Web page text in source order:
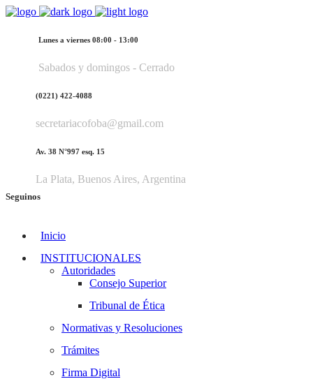
Lunes a viernes 08:00 - 13:00
Sabados y domingos - Cerrado
(0221) 422-4088
secretariacofoba@gmail.com
Av. 38 N°997 esq. 15
La Plata, Buenos Aires, Argentina
Seguinos
Inicio
INSTITUCIONALES
Autoridades
Consejo Superior
Tribunal de Ética
Normativas y Resoluciones
Trámites
Firma Digital